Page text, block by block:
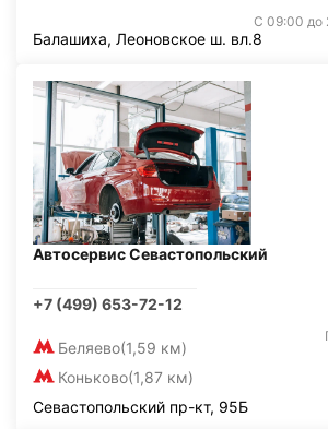
С 09:00 до
Балашиха, Леоновское ш. вл.8
Автосервис Севастопольский
+7 (499) 653-72-12
Беляево(1,59 км)
Коньково(1,87 км)
Севастопольский пр-кт, 95Б